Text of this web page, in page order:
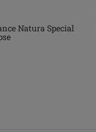
Natura Special